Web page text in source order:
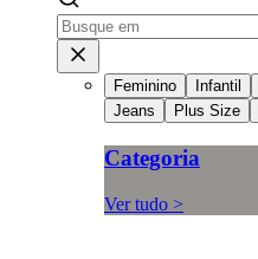
Feminino Infantil
Jeans
Plus Size
Categoria
Ver tudo >